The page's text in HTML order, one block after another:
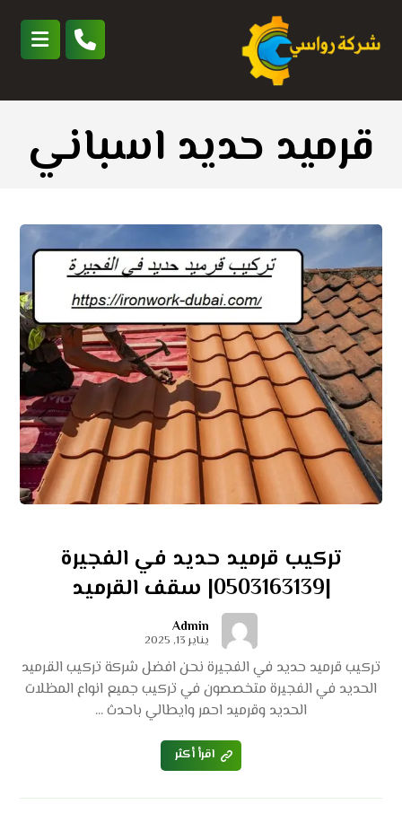
قرميد حديد اسباني
تركيب قرميد حديد في الفجيرة
|0503163139| سقف القرميد
Admin
يناير 13, 2025
تركيب قرميد حديد في الفجيرة نحن افضل شركة تركيب القرميد
الحديد في الفجيرة متخصصون في تركيب جميع انواع المظلات
الحديد وقرميد احمر وايطالي باحدث ...
اقرأ أكثر